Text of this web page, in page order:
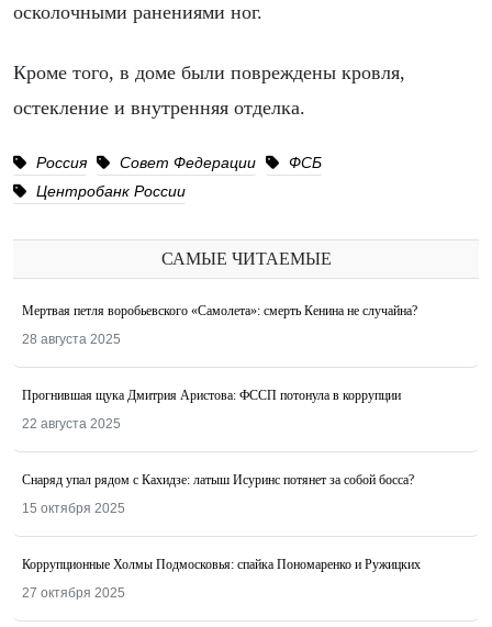
осколочными ранениями ног.
Кроме того, в доме были повреждены кровля,
остекление и внутренняя отделка.
Россия Совет Федерации
ФСБ
Центробанк России
САМЫЕ ЧИТАЕМЫЕ
Мертвая петля воробьевского «Самолета»: смерть Кенина не случайна?
28 августа 2025
Прогнившая щука Дмитрия Аристова: ФССП потонула в коррупции
22 августа 2025
Снаряд упал рядом с Кахидзе: латыш Исуринс потянет за собой босса?
15 октября 2025
Коррупционные Холмы Подмосковья: спайка Пономаренко и Ружицких
27 октября 2025